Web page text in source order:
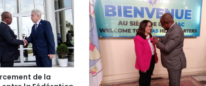
de la